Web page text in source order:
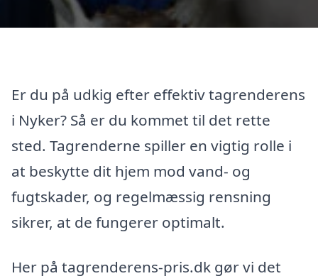
Er du på udkig efter effektiv tagrenderens
i Nyker? Så er du kommet til det rette
sted. Tagrenderne spiller en vigtig rolle i
at beskytte dit hjem mod vand- og
fugtskader, og regelmæssig rensning
sikrer, at de fungerer optimalt.
Her på tagrenderens-pris.dk gør vi det